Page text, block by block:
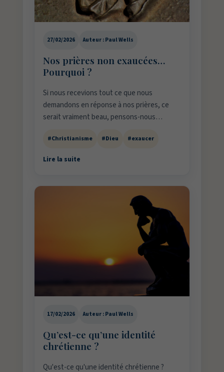
27/02/2026 Auteur : Paul Wells
Nos prières non exaucées…
Pourquoi ?
Si nous recevions tout ce que nous
demandons en réponse à nos prières, ce
serait vraiment beau, pensons-nous…
#Christianisme #Dieu #exaucer
Lire la suite
17/02/2026 Auteur : Paul Wells
Qu’est-ce qu’une identité
chrétienne ?
Qu'est-ce qu'une identité chrétienne ?